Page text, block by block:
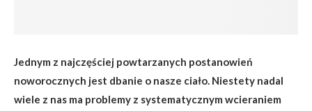
Jednym z najczęściej powtarzanych postanowień
noworocznych jest dbanie o nasze ciało. Niestety nadal
wiele z nas ma problemy z systematycznym wcieraniem